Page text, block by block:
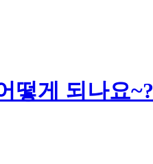
떻게 되나요~?